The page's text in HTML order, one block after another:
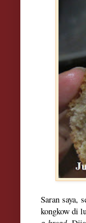
Saran saya,
kongkow di